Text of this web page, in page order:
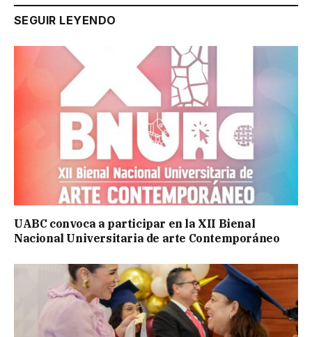
SEGUIR LEYENDO
UABC convoca a participar en la XII Bienal
Nacional Universitaria de arte Contemporáneo